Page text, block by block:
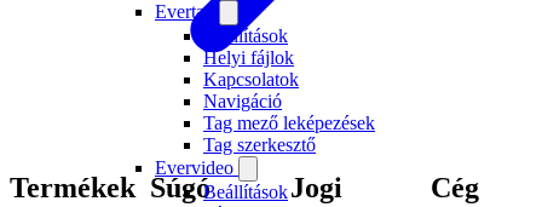
Evertag
Beállítások
Helyi fájlok
Kapcsolatok
Navigáció
Tag mező leképezések
Tag szerkesztő
Evervideo
Beállítások
Termékek Súgó
Jogi
Cég